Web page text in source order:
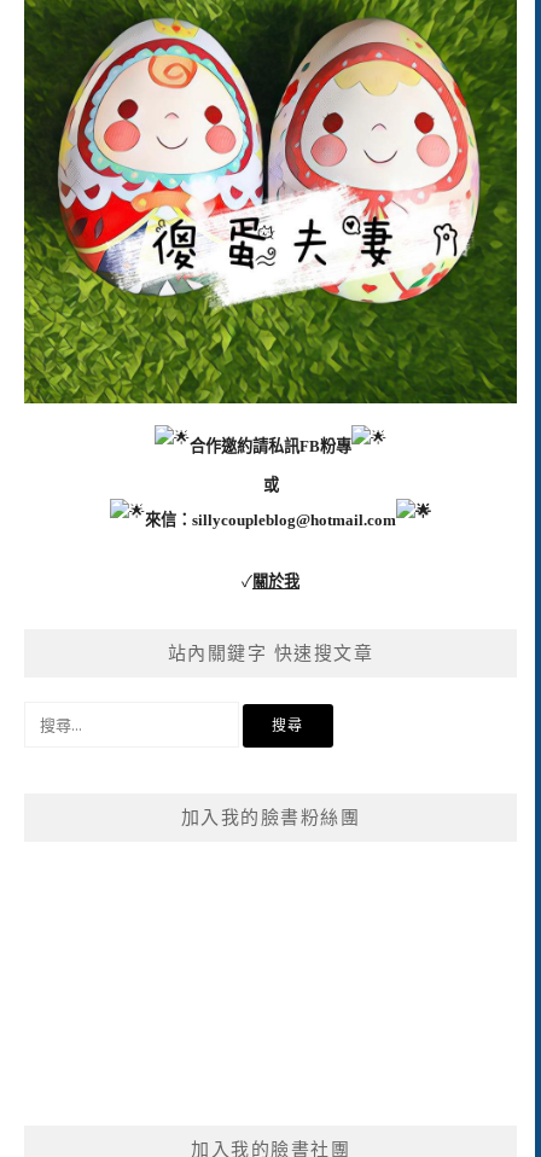
合作邀約請私訊FB粉專
或
來信： sillycoupleblog@hotmail.com
✓關於我
站內關鍵字 快速搜文章
加入我的臉書粉絲團
加入我的臉書社團